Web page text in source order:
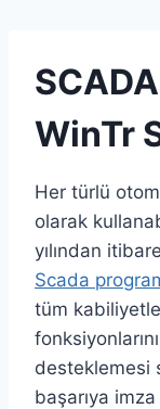
WinTr
Her türlü
olarak
yılından
Scada
tüm
desteklemesi
başarıya imza